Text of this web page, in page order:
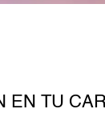
EN TU